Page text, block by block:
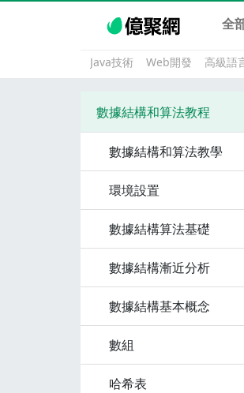
全
Java技術 Web開發 高級語
數據結構和算法教程
數據結構和算法教學
環境設置
數據結構算法基礎
數據結構漸近分析
數據結構基本概念
數組
哈希表